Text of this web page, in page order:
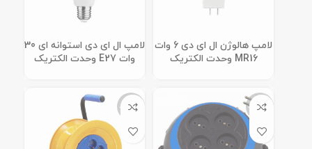
لامپ هالوژن ال ای دی 6 وات
MR16 وحدت الکتریک
لامپ ال ای دی استوانه ای 30
وات E27 وحدت الکتریک
ناموجود ناموجود